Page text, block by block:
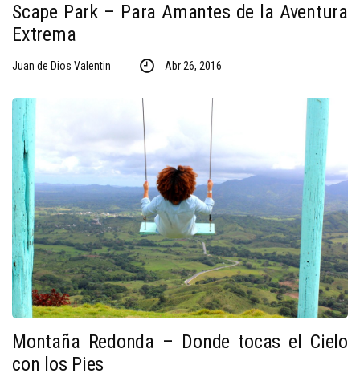
Scape Park – Para Amantes de la Aventura
Extrema
Juan de Dios Valentin Abr 26, 2016
Montaña Redonda – Donde tocas el Cielo
con los Pies